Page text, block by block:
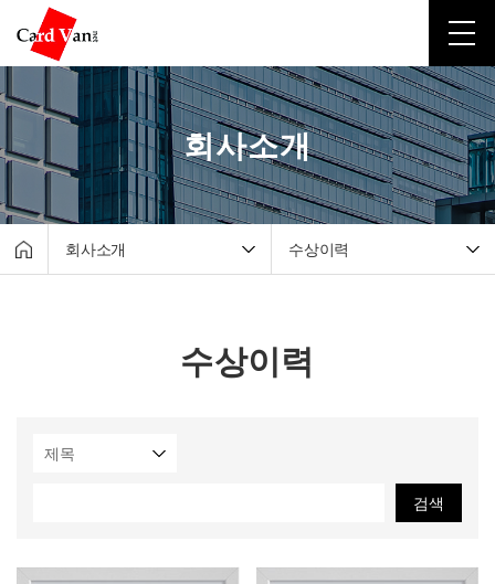
회사소개
회사소개
테이블 오더·서빙로봇
비대면결제
수상이력
수상이력
수상이력